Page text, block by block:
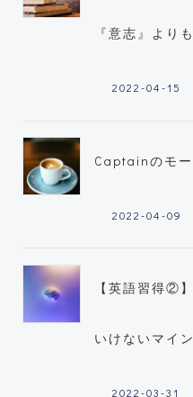
『意志』より
2022-04-15
Captainのモ
2022-04-09
【英語習得②
いけないマイ
2022-03-31